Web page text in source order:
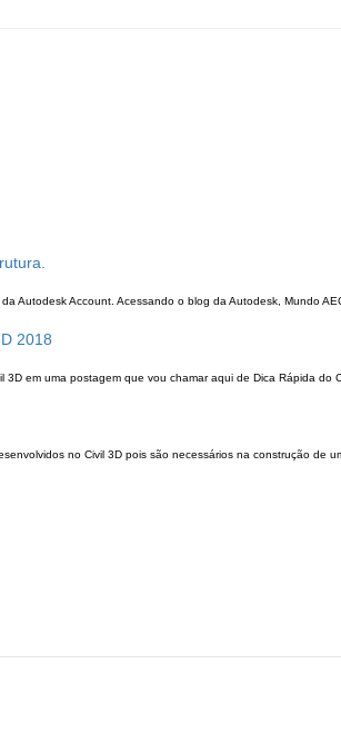
Autodesk Account. Acessando o blog da Autodesk, Mundo
2018
em uma postagem que vou chamar aqui de Dica Rápida do
no Civil 3D pois são necessários na construção de